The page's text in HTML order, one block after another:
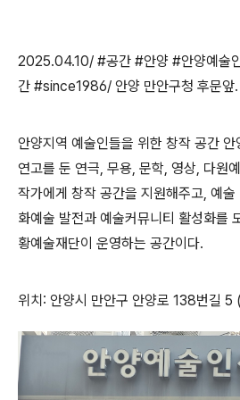
2025.04.10/ #공간 #안양 #안양예술
간 #since1986/ 안양 만안구청 후문앞.
안양지역 예술인들을 위한 창작 공간 안
연고를 둔 연극, 무용, 문학, 영상, 다원
작가에게 창작 공간을 지원해주고, 예술
화예술 발전과 예술커뮤니티 활성화를
황예술재단이 운영하는 공간이다.
위치: 안양시 만안구 안양로 138번길 5